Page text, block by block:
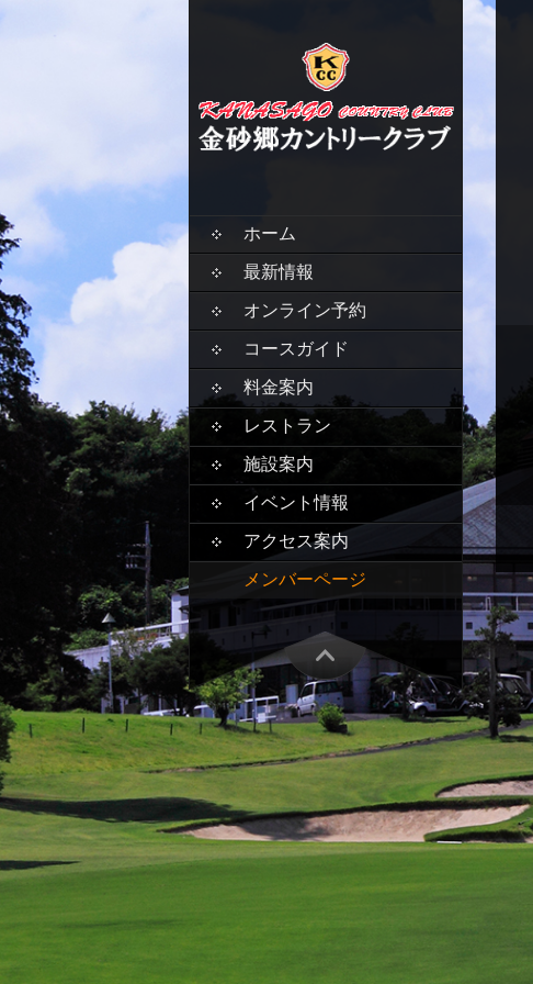
CONTENT
ホーム
最新情報
オンライン予約
コースガイド
料金案内
レストラン
施設案内
イベント情報
アクセス案内
メンバーページ